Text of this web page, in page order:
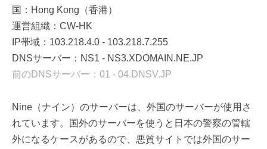
国：Hong Kong（香港）
運営組織：CW-HK
IP帯域：103.218.4.0 - 103.218.7.255
DNSサーバー：NS1 - NS3.XDOMAIN.NE.JP
前のDNSサーバー：01 - 04.DNSV.JP
Nine（ナイン）のサーバーは、外国のサーバーが使用さ
れています。国外のサーバーを使うと日本の警察の管轄
外になるケースがあるので、悪質サイトでは外国のサー